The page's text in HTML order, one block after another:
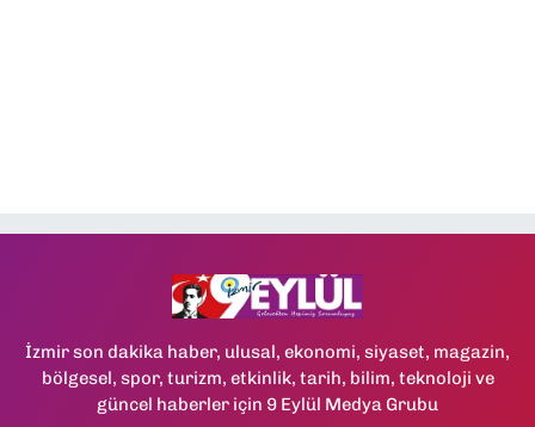
İzmir son dakika haber, ulusal, ekonomi, siyaset, magazin,
bölgesel, spor, turizm, etkinlik, tarih, bilim, teknoloji ve
güncel haberler için 9 Eylül Medya Grubu